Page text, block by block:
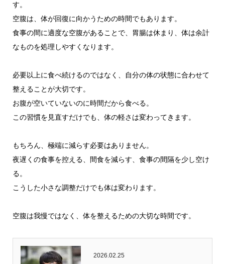
す。
空腹は、体が回復に向かうための時間でもあります。
食事の間に適度な空腹があることで、胃腸は休まり、体は余計
なものを処理しやすくなります。
必要以上に食べ続けるのではなく、自分の体の状態に合わせて
整えることが大切です。
お腹が空いていないのに時間だから食べる。
この習慣を見直すだけでも、体の軽さは変わってきます。
もちろん、極端に減らす必要はありません。
夜遅くの食事を控える、間食を減らす、食事の間隔を少し空け
る。
こうした小さな調整だけでも体は変わります。
空腹は我慢ではなく、体を整えるための大切な時間です。
2026.02.25